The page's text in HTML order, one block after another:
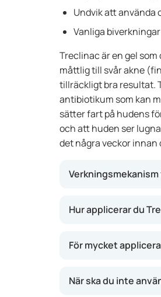
Undvik att använda
Vanliga
Treclinac är en gel
måttlig till svår akne
tillräckligt bra resultat.
antibiotikum som kan
sätter fart på hudens
och att huden ser
det några veckor innan
Den här gelen
huden som orsakar
inflammation och
förbättring.
Hur applicerar du
För mycket
När ska du inte